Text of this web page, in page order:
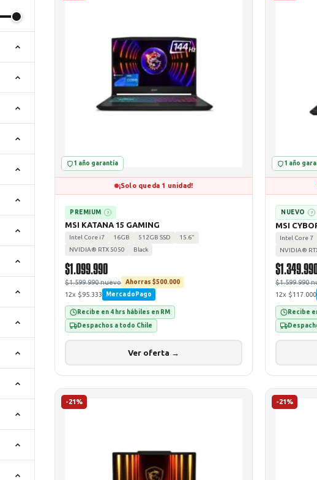
1 año garantía
¡Solo queda 1 unidad!
PREMIUM ?
MSI KATANA 15 GAMING
Intel Core i7 16GB 512GB SSD
15.6"
NVIDIA® RTX 5050
Black
$1.099.990
$1.599.990 nuevo Ahorras $500.000
12x $95.333 MercadoPago
Recibe en 4 hrs hábiles en RM
Despachos a todo Chile
Ver oferta →
1 año
NUEVO ?
MSI
Intel Core 7
NVIDIA®
$1.599.990
12x $117.000
Recibe
-21% -21%